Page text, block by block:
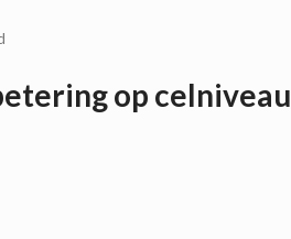
op celniveau